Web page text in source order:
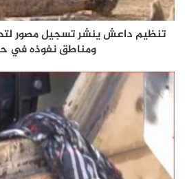
تنظيم داعش ينشر تسجيل مصور
ومناطق نفوذه في